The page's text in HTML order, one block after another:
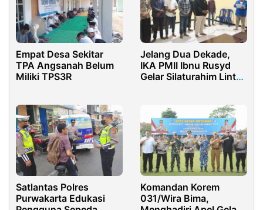
Empat Desa Sekitar
TPA Angsanah Belum
Miliki TPS3R
Jelang Dua Dekade,
IKA PMII Ibnu Rusyd
Gelar Silaturahim Lintas
Satlantas Polres
Purwakarta Edukasi
Komandan Korem
031/Wira Bima,